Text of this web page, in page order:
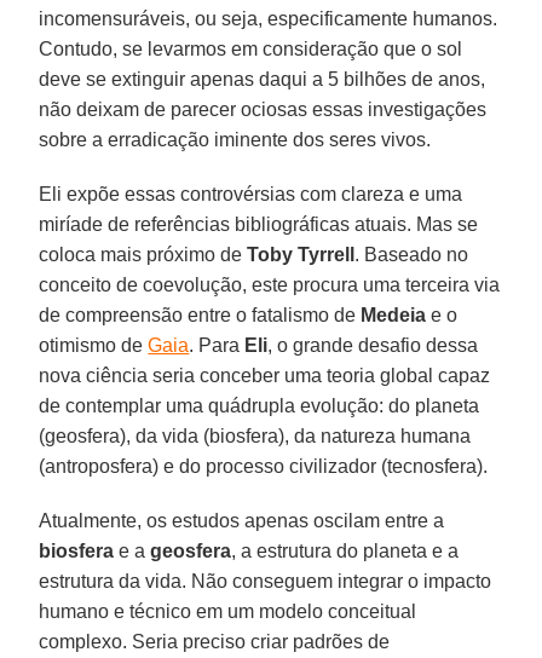
incomensuráveis, ou seja, especificamente humanos.
Contudo, se levarmos em consideração que o sol
deve se extinguir apenas daqui a 5 bilhões de anos,
não deixam de parecer ociosas essas investigações
sobre a erradicação iminente dos seres vivos.
Eli expõe essas controvérsias com clareza e uma
miríade de referências bibliográficas atuais. Mas se
coloca mais próximo deToby Tyrrell . Baseado no
conceito de coevolução, este procura uma terceira via
de compreensão entre o fatalismo de Medeia e o
otimismo de Gaia. Para Eli, o grande desafio dessa
nova ciência seria conceber uma teoria global capaz
de contemplar uma quádrupla evolução: do planeta
(geosfera), da vida (biosfera), da natureza humana
(antroposfera) e do processo civilizador (tecnosfera).
Atualmente, os estudos apenas oscilam entre a
biosfera e ageosfera, a estrutura do planeta e a
estrutura da vida. Não conseguem integrar o impacto
humano e técnico em um modelo conceitual
complexo. Seria preciso criar padrões de